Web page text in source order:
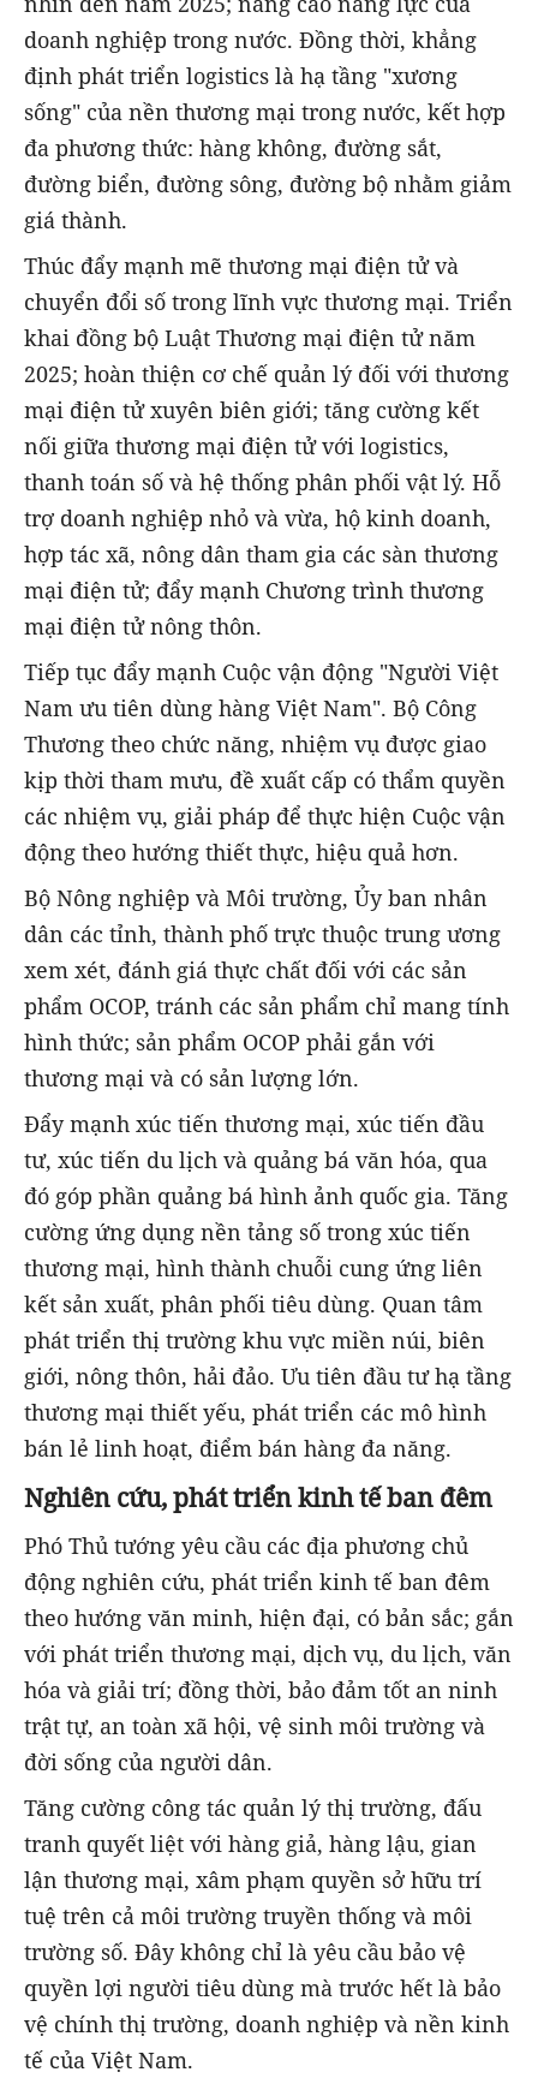
doanh nghiệp trong nước. Đồng thời, khẳng
định phát triển logistics là hạ tầng "xương
sống" của nền thương mại trong nước, kết hợp
đa phương thức: hàng không, đường sắt,
đường biển, đường sông, đường bộ nhằm giảm
giá thành.
Thúc đẩy mạnh mẽ thương mại điện tử và
chuyển đổi số trong lĩnh vực thương mại. Triển
khai đồng bộ Luật Thương mại điện tử năm
2025; hoàn thiện cơ chế quản lý đối với thương
mại điện tử xuyên biên giới; tăng cường kết
nối giữa thương mại điện tử với logistics,
thanh toán số và hệ thống phân phối vật lý. Hỗ
trợ doanh nghiệp nhỏ và vừa, hộ kinh doanh,
hợp tác xã, nông dân tham gia các sàn thương
mại điện tử; đẩy mạnh Chương trình thương
mại điện tử nông thôn.
Tiếp tục đẩy mạnh Cuộc vận động "Người Việt
Nam ưu tiên dùng hàng Việt Nam". Bộ Công
Thương theo chức năng, nhiệm vụ được giao
kịp thời tham mưu, đề xuất cấp có thẩm quyền
các nhiệm vụ, giải pháp để thực hiện Cuộc vận
động theo hướng thiết thực, hiệu quả hơn.
Bộ Nông nghiệp và Môi trường, Ủy ban nhân
dân các tỉnh, thành phố trực thuộc trung ương
xem xét, đánh giá thực chất đối với các sản
phẩm OCOP, tránh các sản phẩm chỉ mang tính
hình thức; sản phẩm OCOP phải gắn với
thương mại và có sản lượng lớn.
Đẩy mạnh xúc tiến thương mại, xúc tiến đầu
tư, xúc tiến du lịch và quảng bá văn hóa, qua
đó góp phần quảng bá hình ảnh quốc gia. Tăng
cường ứng dụng nền tảng số trong xúc tiến
thương mại, hình thành chuỗi cung ứng liên
kết sản xuất, phân phối tiêu dùng. Quan tâm
phát triển thị trường khu vực miền núi, biên
giới, nông thôn, hải đảo. Ưu tiên đầu tư hạ tầng
thương mại thiết yếu, phát triển các mô hình
bán lẻ linh hoạt, điểm bán hàng đa năng.
Nghiên cứu, phát triển kinh tế ban đêm
Phó Thủ tướng yêu cầu các địa phương chủ
động nghiên cứu, phát triển kinh tế ban đêm
theo hướng văn minh, hiện đại, có bản sắc; gắn
với phát triển thương mại, dịch vụ, du lịch, văn
hóa và giải trí; đồng thời, bảo đảm tốt an ninh
trật tự, an toàn xã hội, vệ sinh môi trường và
đời sống của người dân.
Tăng cường công tác quản lý thị trường, đấu
tranh quyết liệt với hàng giả, hàng lậu, gian
lận thương mại, xâm phạm quyền sở hữu trí
tuệ trên cả môi trường truyền thống và môi
trường số. Đây không chỉ là yêu cầu bảo vệ
quyền lợi người tiêu dùng mà trước hết là bảo
vệ chính thị trường, doanh nghiệp và nền kinh
tế của Việt Nam.